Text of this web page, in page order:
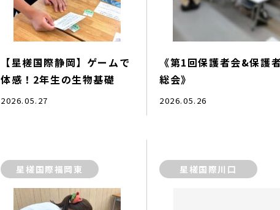
【星槎国際静岡】ゲームで
体感！2年生の生物基礎
2026.05.27
《第1回保護者会&保護
総会》
2026.05.26
星槎国際福岡東 星槎国際川口